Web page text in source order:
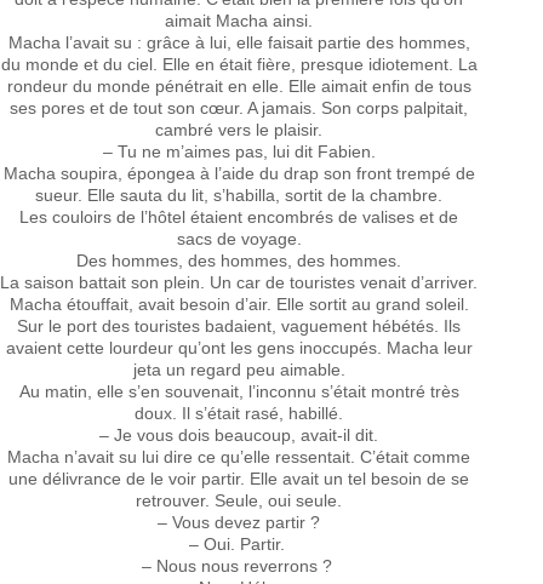
aimait Macha ainsi.
Macha l’avait su : grâce à lui, elle faisait partie des hommes,
du monde et du ciel. Elle en était fière, presque idiotement. La
rondeur du monde pénétrait en elle. Elle aimait enfin de tous
ses pores et de tout son cœur. A jamais. Son corps palpitait,
cambré vers le plaisir.
– Tu ne m’aimes pas, lui dit Fabien.
Macha soupira, épongea à l’aide du drap son front trempé de
sueur. Elle sauta du lit, s’habilla, sortit de la chambre.
Les couloirs de l’hôtel étaient encombrés de valises et de
sacs de voyage.
Des hommes, des hommes, des hommes.
La saison battait son plein. Un car de touristes venait d’arriver.
Macha étouffait, avait besoin d’air. Elle sortit au grand soleil.
Sur le port des touristes badaient, vaguement hébétés. Ils
avaient cette lourdeur qu’ont les gens inoccupés. Macha leur
jeta un regard peu aimable.
Au matin, elle s’en souvenait, l’inconnu s’était montré très
doux. Il s’était rasé, habillé.
– Je vous dois beaucoup, avait-il dit.
Macha n’avait su lui dire ce qu’elle ressentait. C’était comme
une délivrance de le voir partir. Elle avait un tel besoin de se
retrouver. Seule, oui seule.
– Vous devez partir ?
– Oui. Partir.
– Nous nous reverrons ?